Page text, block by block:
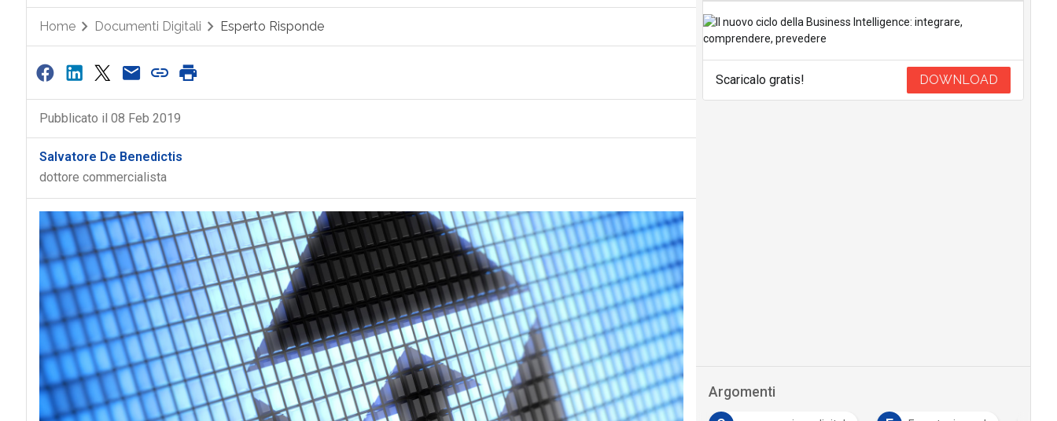
Home Documenti Digitali Esperto Risponde
Pubblicato il 08 Feb 2019
Salvatore De Benedictis
dottore commercialista
Scaricalo gratis! DOWNLOAD
Argomenti